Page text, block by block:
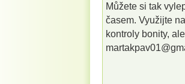
Můžete si tak
časem. Využijte
kontroly bonity,